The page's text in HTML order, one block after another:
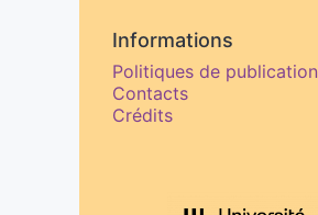
Informations
Politiques de publication
Contacts
Crédits